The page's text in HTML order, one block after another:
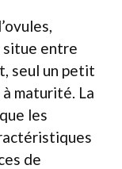
situe entre
seul un petit
maturité. La
les
de